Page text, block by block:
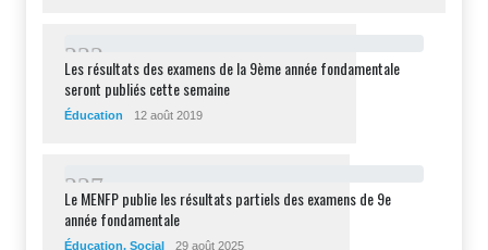
232
Les résultats des examens de la 9ème année fondamentale
seront publiés cette semaine
Éducation 12 août 2019
227
Le MENFP publie les résultats partiels des examens de 9e
année fondamentale
Éducation, Social 29 août 2025